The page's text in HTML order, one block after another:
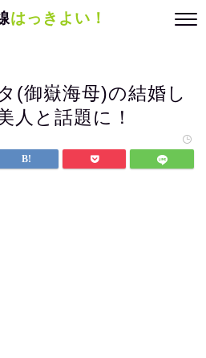
はっきよい！
(御嶽海母)の結婚し
人と話題に！